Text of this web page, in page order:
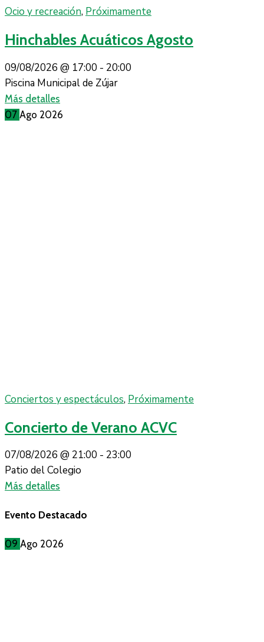
Ocio y recreación, Próximamente
Hinchables Acuáticos Agosto
09/08/2026 @ 17:00 - 20:00
Piscina Municipal de Zújar
Más detalles
07 Ago 2026
Conciertos y espectáculos, Próximamente
Concierto de Verano ACVC
07/08/2026 @ 21:00 - 23:00
Patio del Colegio
Más detalles
Evento Destacado
09 Ago 2026